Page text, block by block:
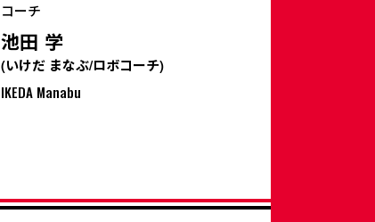
コーチ
池田 学
(いけだ まなぶ/ロボコーチ)
IKEDA Manabu